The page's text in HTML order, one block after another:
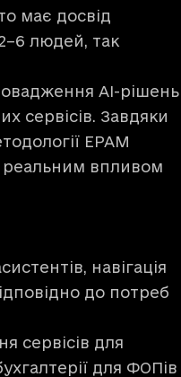
має досвід
людей, так
AI-рішень
сервісів. Завдяки
EPAM
реальним впливом
навігація
до потреб
сервісів для
для ФОПів